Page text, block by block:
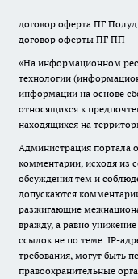
договор оферта ПГ Полуд
договор оферты ПГ ПП
«На информационном
технологии
информации на основе
относящихся к
находящихся на
Администрация портала
комментарии, исходя из
обсуждения тем и
допускаются
разжигающие
вражду, а равно
ссылок не по теме. IP-
требования, могут быть
правоохранительные